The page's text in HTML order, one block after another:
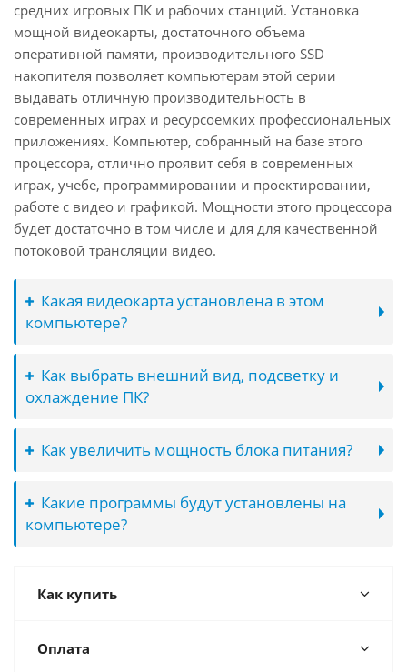
средних игровых ПК и рабочих станций. Установка
мощной видеокарты, достаточного объема
оперативной памяти, производительного SSD
накопителя позволяет компьютерам этой серии
выдавать отличную производительность в
современных играх и ресурсоемких профессиональных
приложениях. Компьютер, собранный на базе этого
процессора, отлично проявит себя в современных
играх, учебе, программировании и проектировании,
работе с видео и графикой. Мощности этого процессора
будет достаточно в том числе и для для качественной
потоковой трансляции видео.
Какая видеокарта установлена в этом
компьютере?
Как выбрать внешний вид, подсветку и
охлаждение ПК?
Как увеличить мощность блока питания?
Какие программы будут установлены на
компьютере?
Как купить
Оплата